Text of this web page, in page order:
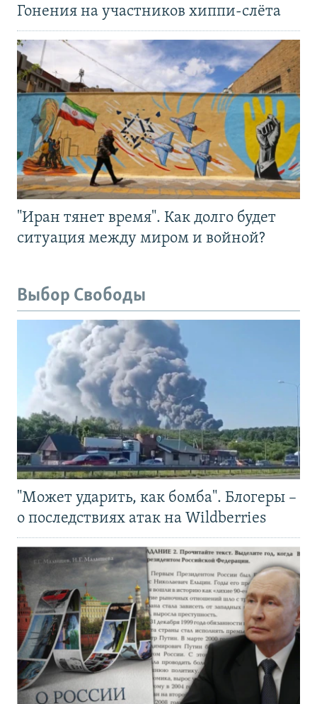
Гонения на участников хиппи-слёта
"Иран тянет время". Как долго будет
ситуация между миром и войной?
Выбор Свободы
"Может ударить, как бомба". Блогеры –
о последствиях атак на Wildberries